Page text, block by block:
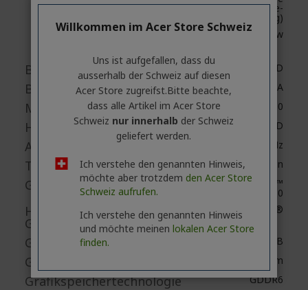
(In-Plane-
Switching)
ComfyView
Bildschirmtyp LCD
Bildschirmauflösung WQXGA
Maximale Auflösung 2560 x 1600
Hintergrund-beleuchtung LED
Aktualisierungsrate 250 Hz
Touchscreen Nein
Grafik-Controller-Modell GeForce RTX™
4080
Hersteller
Grafikcontroller
NVIDIA®
Größe Grafikkarte 16 GB
Grafikspeicherzugriff Dediziertem
Grafikspeichertechnologie GDDR6
Willkommen im Acer Store Schweiz
Uns ist aufgefallen, dass du
ausserhalb ​der Schweiz auf diesen
Acer Store zugreifst.​Bitte beachte,
dass alle Artikel im Acer Store
Schweiz nur innerhalb der Schweiz
geliefert werden.
Ich verstehe den genannten Hinweis,
möchte aber trotzdem den Acer Store
Schweiz aufrufen.
Ich verstehe den genannten Hinweis
und möchte meinen lokalen Acer Store
finden.